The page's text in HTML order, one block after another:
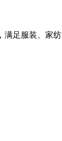
足服装、家